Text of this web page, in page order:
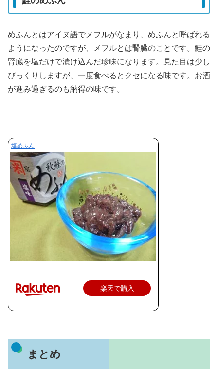
めふんとはアイヌ語でメフルがなまり、めふんと呼ばれる
ようになったのですが、メフルとは腎臓のことです。鮭の
腎臓を塩だけで漬け込んだ珍味になります。見た目は少し
びっくりしますが、一度食べるとクセになる味です。お酒
が進み過ぎるのも納得の味です。
塩めふん
楽天で購入
まとめ